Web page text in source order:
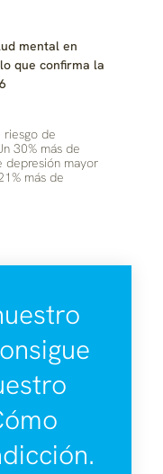
mental en
que confirma la
riesgo de
30% más de
depresión mayor
más de